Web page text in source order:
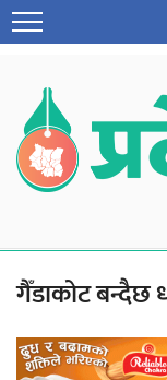
गैँडाकोट बन्दैछ